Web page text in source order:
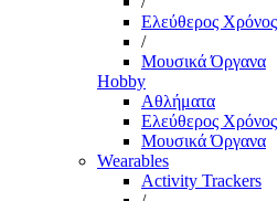
Ελεύθερος Χρόνος
/
Μουσικά Όργανα
Hobby
Αθλήματα
Ελεύθερος Χρόνος
Μουσικά Όργανα
Wearables
Activity Trackers